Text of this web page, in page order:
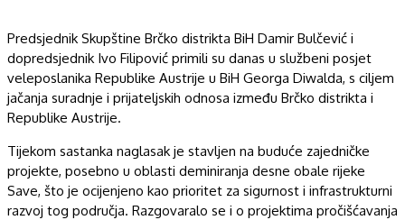
Predsjednik Skupštine Brčko distrikta BiH Damir Bulčević i
dopredsjednik Ivo Filipović primili su danas u službeni posjet
veleposlanika Republike Austrije u BiH Georga Diwalda, s ciljem
jačanja suradnje i prijateljskih odnosa između Brčko distrikta i
Republike Austrije.
Tijekom sastanka naglasak je stavljen na buduće zajedničke
projekte, posebno u oblasti deminiranja desne obale rijeke
Save, što je ocijenjeno kao prioritet za sigurnost i infrastrukturni
razvoj tog područja. Razgovaralo se i o projektima pročišćavanja